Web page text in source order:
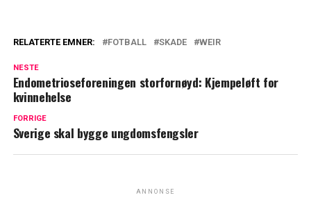
RELATERTE EMNER: FOTBALL SKADE WEIR
NESTE
Endometrioseforeningen storfornøyd: Kjempeløft for
kvinnehelse
FORRIGE
Sverige skal bygge ungdomsfengsler
ANNONSE